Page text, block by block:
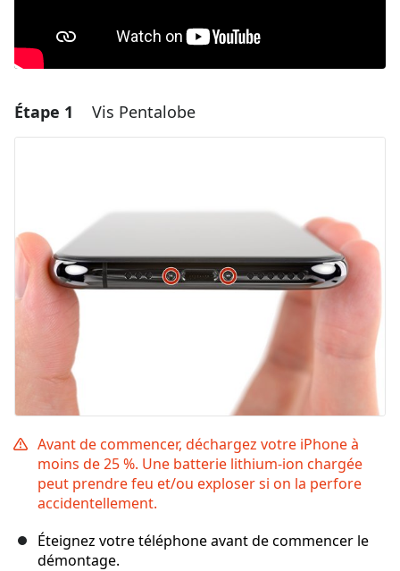
Étape 1 Vis Pentalobe
Avant de commencer, déchargez votre iPhone à
moins de 25 %. Une batterie lithium-ion chargée
peut prendre feu et/ou exploser si on la perfore
accidentellement.
Éteignez votre téléphone avant de commencer le
démontage.